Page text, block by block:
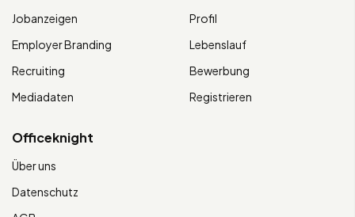
Jobanzeigen
Employer Branding
Recruiting
Mediadaten
Profil
Lebenslauf
Bewerbung
Registrieren
Officeknight
Über uns
Datenschutz